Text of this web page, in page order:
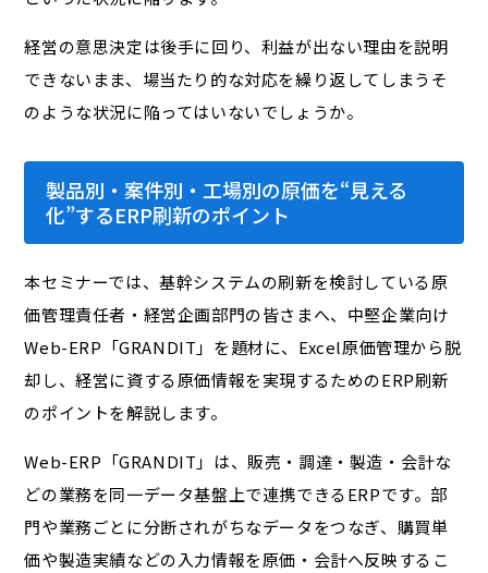
経営の意思決定は後手に回り、利益が出ない理由を説明
できないまま、場当たり的な対応を繰り返してしまう――そ
のような状況に陥ってはいないでしょうか。
製品別・案件別・工場別の原価を“見える
化”するERP刷新のポイント
本セミナーでは、基幹システムの刷新を検討している原
価管理責任者・経営企画部門の皆さまへ、中堅企業向け
Web-ERP「GRANDIT」を題材に、Excel原価管理から脱
却し、経営に資する原価情報を実現するためのERP刷新
のポイントを解説します。
Web-ERP「GRANDIT」は、販売・調達・製造・会計な
どの業務を同一データ基盤上で連携できるERPです。部
門や業務ごとに分断されがちなデータをつなぎ、購買単
価や製造実績などの入力情報を原価・会計へ反映するこ